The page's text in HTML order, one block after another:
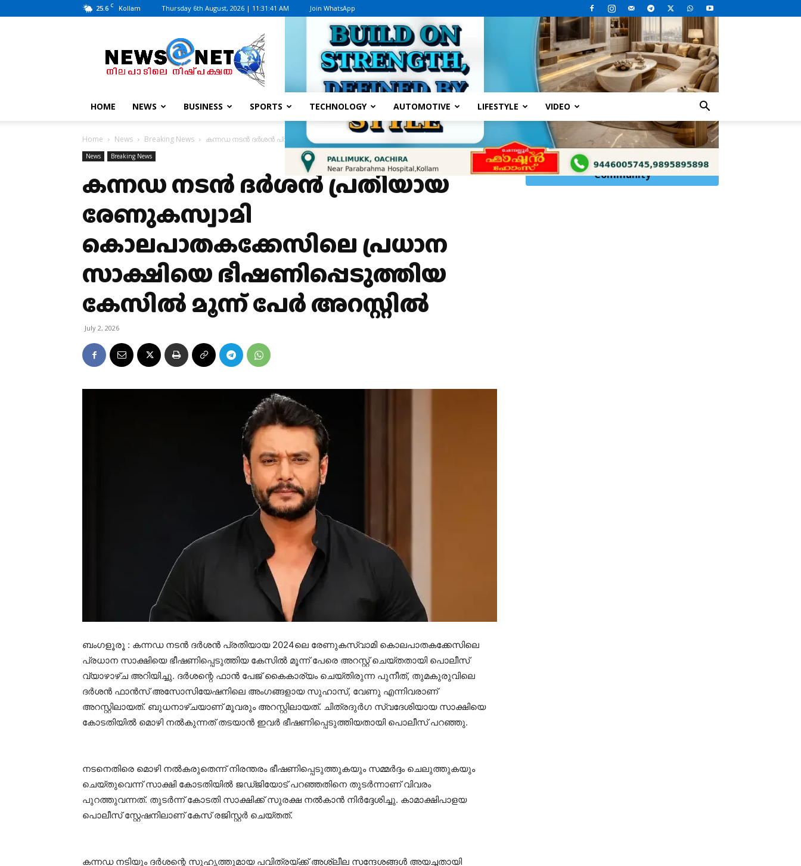
25.6 C Kollam Thursday 6th August, 2026 | 11:31:41 AM Join WhatsApp
News@Net
|
www.newsatnet.com
HOME NEWS BUSINESS SPORTS TECHNOLOGY AUTOMOTIVE LIFESTYLE VIDEO
Home News Breaking News കന്നഡ നടൻ ദർശൻ പ്രതിയായ രേണുകസ്വാമി കൊലപാതകക്കേസിലെ പ്രധാന സാക്ഷിയെ ഭീഷണിപ്പെടുത്തിയ കേസിൽ മൂന്ന് പേർ...
News Breaking News
കന്നഡ നടൻ ദർശൻ പ്രതിയായ
രേണുകസ്വാമി
കൊലപാതകക്കേസിലെ പ്രധാന
സാക്ഷിയെ ഭീഷണിപ്പെടുത്തിയ
കേസിൽ മൂന്ന് പേർ അറസ്റ്റിൽ
July 2, 2026
ബംഗളൂരൂ : കന്നഡ നടൻ ദർശൻ പ്രതിയായ 2024ലെ രേണുകസ്വാമി കൊലപാതകക്കേസിലെ
പ്രധാന സാക്ഷിയെ ഭീഷണിപ്പെടുത്തിയ കേസിൽ മൂന്ന് പേരെ അറസ്റ്റ് ചെയ്തതായി പൊലീസ്
വ്യാഴാഴ്ച അറിയിച്ചു. ദർശന്റെ ഫാൻ പേജ് കൈകാര്യം ചെയ്തിരുന്ന പുനീത്, തുമകുരുവിലെ
ദർശൻ ഫാൻസ് അസോസിയേഷനിലെ അംഗങ്ങളായ സുഹാസ്, വേണു എന്നിവരാണ്
അറസ്റ്റിലായത്. ബുധനാഴ്ചയാണ് മൂവരും അറസ്റ്റിലായത്. ചിത്രദുർഗ സ്വദേശിയായ സാക്ഷിയെ
കോടതിയിൽ മൊഴി നൽകുന്നത് തടയാൻ ഇവർ ഭീഷണിപ്പെടുത്തിയതായി പൊലീസ് പറഞ്ഞു.
നടനെതിരെ മൊഴി നൽകരുതെന്ന് നിരന്തരം ഭീഷണിപ്പെടുത്തുകയും സമ്മർദ്ദം ചെലുത്തുകയും
ചെയ്തുവെന്ന് സാക്ഷി കോടതിയിൽ ജഡ്ജിയോട് പറഞ്ഞതിനെ തുടർന്നാണ് വിവരം
പുറത്തുവന്നത്. തുടർന്ന് കോടതി സാക്ഷിക്ക് സുരക്ഷ നൽകാൻ നിർദ്ദേശിച്ചു. കാമാക്ഷിപാളയ
പൊലീസ് സ്റ്റേഷനിലാണ് കേസ് രജിസ്റ്റർ ചെയ്തത്.
കന്നഡ നടിയും ദർശന്റെ സുഹൃത്തുമായ പവിത്രയ്ക്ക് അശ്ലീല സന്ദേശങ്ങൾ അയച്ചതായി
Click Here toJoinWhatsApp
Community